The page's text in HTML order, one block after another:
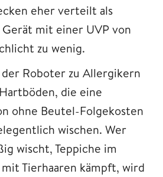
eher verteilt als
mit einer UVP von
zu wenig.
Roboter zu Allergikern
die eine
ohne Beutel-Folgekosten
wischen. Wer
wischt, Teppiche im
Tierhaaren kämpft, wird